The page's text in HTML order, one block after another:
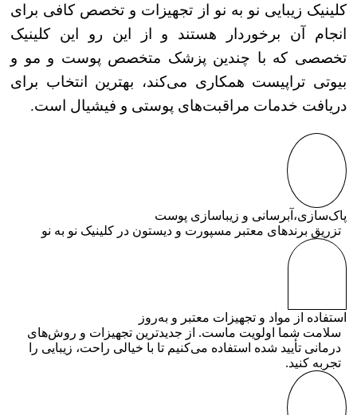
کلینیک زیبایی نو به نو از تجهیزات و تخصص کافی برای
انجام آن برخوردار هستند و از این رو این کلینیک
تخصصی که با چندین پزشک متخصص پوست و مو و
بیوتی تراپیست همکاری می‌کند، بهترین انتخاب برای
دریافت خدمات مراقبت‌های پوستی و فیشیال است.
پاک‌سازی،آبرسانی و زیباسازی پوست
تزریق برندهای معتبر مسپورت و دیستون در کلینیک نو به نو
استفاده از مواد و تجهیزات معتبر و به‌روز
سلامت شما اولویت ماست. از جدیدترین تجهیزات و روش‌های
درمانی تأیید شده استفاده می‌کنیم تا با خیالی راحت، زیبایی را
تجربه کنید.